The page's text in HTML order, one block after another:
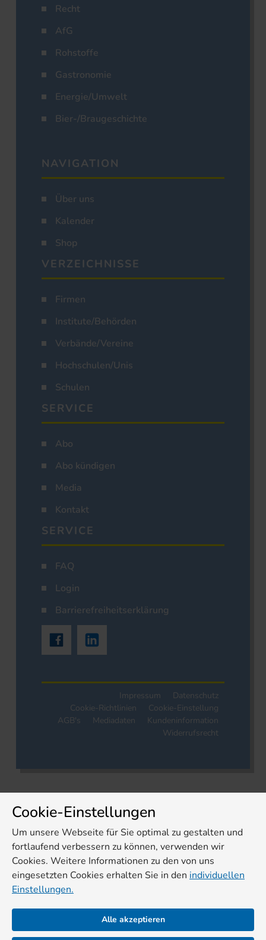
Recht
AfG
Rohstoffe
Gastronomie
Energie/Umwelt
Bier-/Braugeschichte
NAVIGATION
Über uns
Kalender
Shop
VERZEICHNISSE
Firmen
Institute/Behörden
Verbände/Vereine
Hochschulen/Unis
Schulen
SERVICE
Abo
Abo kündigen
Media
Kontakt
SERVICE
FAQ
Login
Barrierefreiheitserklärung
Impressum
Datenschutz
Cookie-Richtlinien
Cookie-Einstellung
AGB's
Mediadaten
Kundeninformation
Widerrufsrecht
Cookie-Einstellungen
Um unsere Webseite für Sie optimal zu gestalten und
fortlaufend verbessern zu können, verwenden wir
Cookies. Weitere Informationen zu den von uns
eingesetzten Cookies erhalten Sie in den individuellen
Einstellungen.
Alle akzeptieren